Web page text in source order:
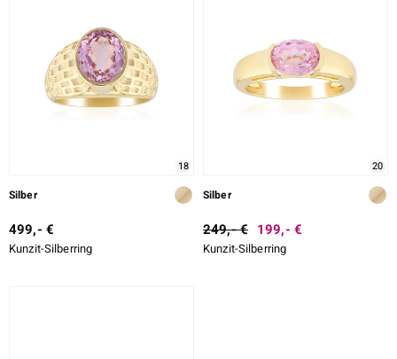
18
Silber
499,- €
Kunzit-Silberring
20
Silber
249,- € 199,- €
Kunzit-Silberring